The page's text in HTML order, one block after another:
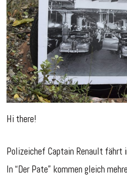
Hi there!
Polizeichef Captain Renault fährt
In “Der Pate” kommen gleich